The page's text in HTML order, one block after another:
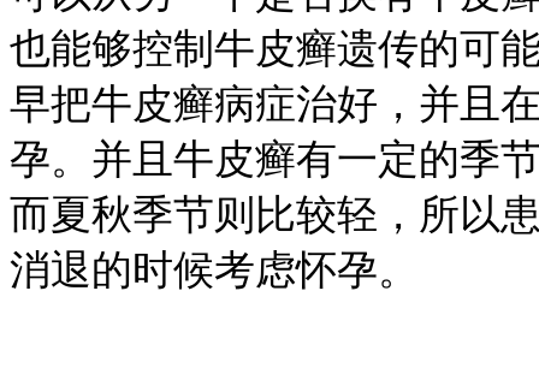
也能够控制牛皮癣遗传的可
早把牛皮癣病症治好，并且
孕。并且牛皮癣有一定的季
而夏秋季节则比较轻，所以
消退的时候考虑怀孕。